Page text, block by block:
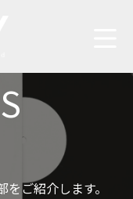
ご紹介します。